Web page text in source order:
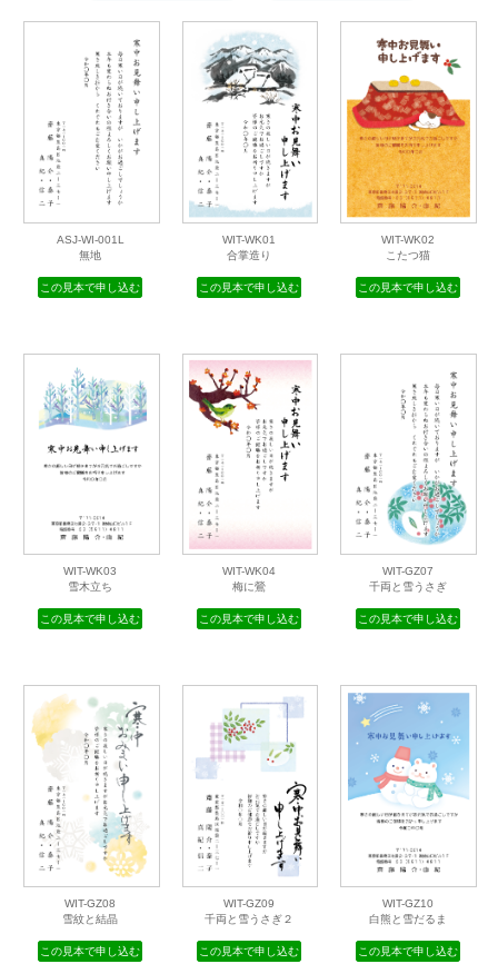
用途でデザインを選べます
（無地は「季節の挨拶」にあります）
季節の挨拶・年賀状の返事
（一般的な寒中見舞いのデザイン）
喪中の年始挨拶・年賀欠礼報告
（喪中時の寒中見舞いデザイン）
ASJ-WI-001L
無地
この見本で申し込む
WIT-WK01
合掌造り
この見本で申し込む
こたつ猫
この見本で申し込む
WIT-WK03
雪木立ち
この見本で申し込む
WIT-WK04
梅に鶯
この見本で申し込む
WIT-GZ07
千両と雪うさぎ
この見本で申し込む